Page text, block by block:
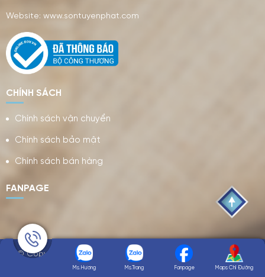
Website: www.sontuyenphat.com
CHÍNH SÁCH
Chính sách vận chuyển
Chính sách bảo mật
Chính sách bán hàng
FANPAGE
© Copyright 2026 Son Tuyen Phat.co,ltd. Designed by NiNa
Co.,Ltd
Ms.Hương Ms.Trang Fanpage Maps Chỉ Đường